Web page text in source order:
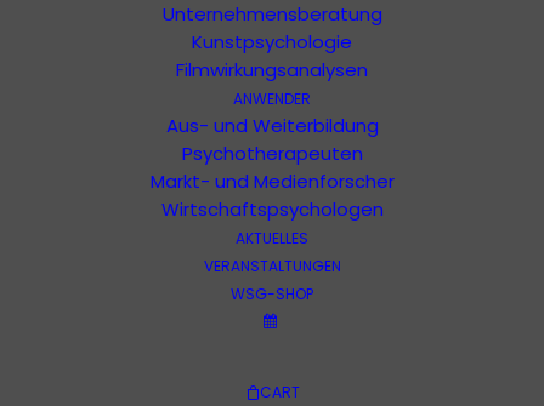
Unternehmensberatung
Kunstpsychologie
Filmwirkungsanalysen
ANWENDER
Aus- und Weiterbildung
Psychotherapeuten
Markt- und Medienforscher
Wirtschaftspsychologen
AKTUELLES
VERANSTALTUNGEN
WSG-SHOP
CART
anders Ausgabe 1 - 42